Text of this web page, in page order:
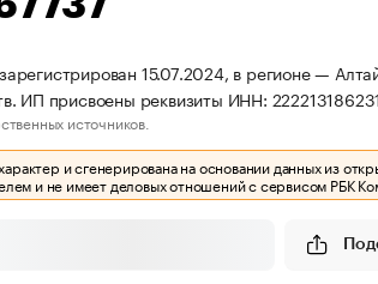
15.07.2024, в регионе —
ИП присвоены реквизиты ИНН:
источников.
и сгенерирована на основании данных из
и не имеет деловых отношений с сервисом РБК